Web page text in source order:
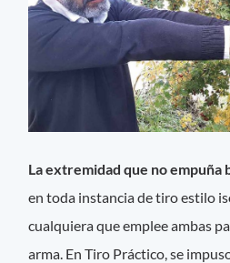
La extremidad que no empuña
en toda instancia de tiro estilo
cualquiera que emplee ambas
arma. En Tiro Práctico, se